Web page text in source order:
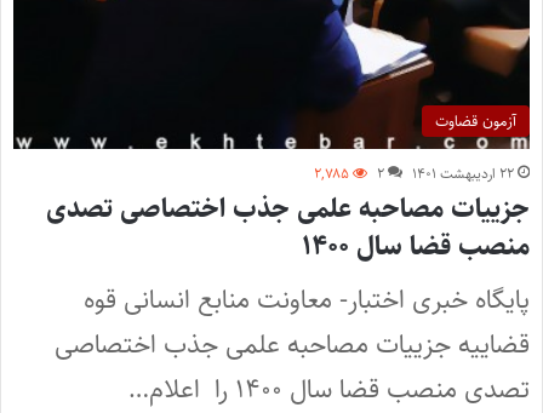
آزمون قضاوت
۲۲ اردیبهشت ۱۴۰۱ ۲ ۲,۷۸۵
جزییات مصاحبه علمی جذب اختصاصی تصدی
منصب قضا سال ۱۴۰۰
پایگاه خبری اختبار- معاونت منابع انسانی قوه
قضاییه جزییات مصاحبه علمی جذب اختصاصی
تصدی منصب قضا سال ۱۴۰۰ را اعلام…